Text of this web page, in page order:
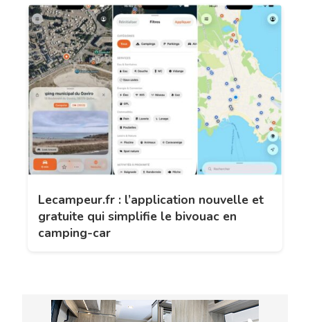
Lecampeur.fr : l’application nouvelle et
gratuite qui simplifie le bivouac en
camping-car